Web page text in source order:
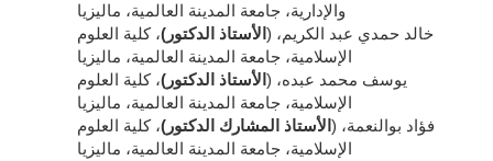
والإدارية، جامعة المدينة العالمية، ماليزيا
خالد حمدي عبد الكريم، ( الأستاذ الدكتور)، كلية العلوم
الإسلامية، جامعة المدينة العالمية، ماليزيا
يوسف محمد عبده، ( الأستاذ الدكتور)، كلية العلوم
الإسلامية، جامعة المدينة العالمية، ماليزيا
فؤاد بوالنعمة، ( الأستاذ المشارك الدكتور)، كلية العلوم
الإسلامية، جامعة المدينة العالمية، ماليزيا